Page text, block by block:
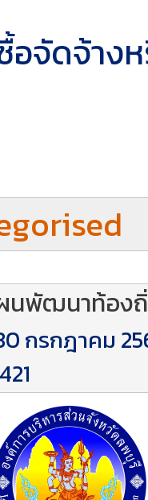
จัดจ้าง
นพัฒนาท้อง
กรกฎาคม